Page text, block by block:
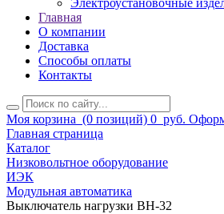
Электроустановочные
Главная
О компании
Доставка
Способы оплаты
Контакты
Моя корзина (0 позиций) 0 руб.
Главная страница
Каталог
Низковольтное оборудование
ИЭК
Модульная автоматика
Выключатель нагрузки ВН-32